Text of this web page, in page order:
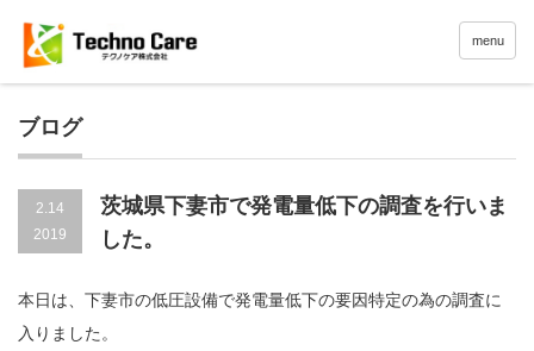
menu
ブログ
2.14
2019
茨城県下妻市で発電量低下の調査を行いま
した。
本日は、下妻市の低圧設備で発電量低下の要因特定の為の調査に
入りました。